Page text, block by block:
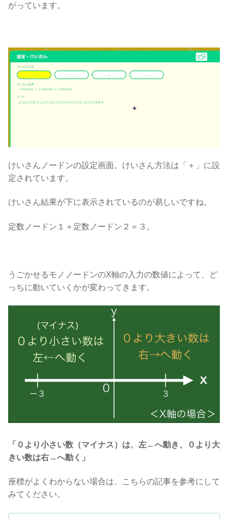
がっています。
けいさんノードンの設定画面。けいさん方法は「＋」に設
定されています。
けいさん結果が下に表示されているのが易しいですね。
定数ノードン１＋定数ノードン２＝３。
うごかせるモノノードンのX軸の入力の数値によって、ど
っちに動いていくかが変わってきます。
「０より小さい数（マイナス）は、左←へ動き、０より大
きい数は右→へ動く」
座標がよくわからない場合は、こちらの記事を参考にして
みてください。